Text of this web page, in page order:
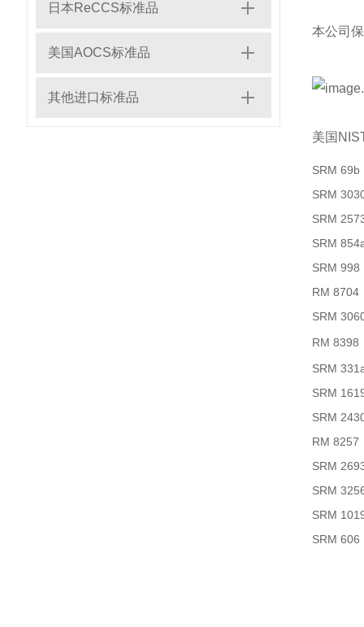
日本ReCCS标准品
美国AOCS标准品
其他进口标准品
本公司
美国
SRM 69b
SRM
SRM
SRM
SRM 998
RM 8704
SRM
RM 8398
SRM
SRM
SRM
RM 8257
SRM
SRM
SRM
SRM 606